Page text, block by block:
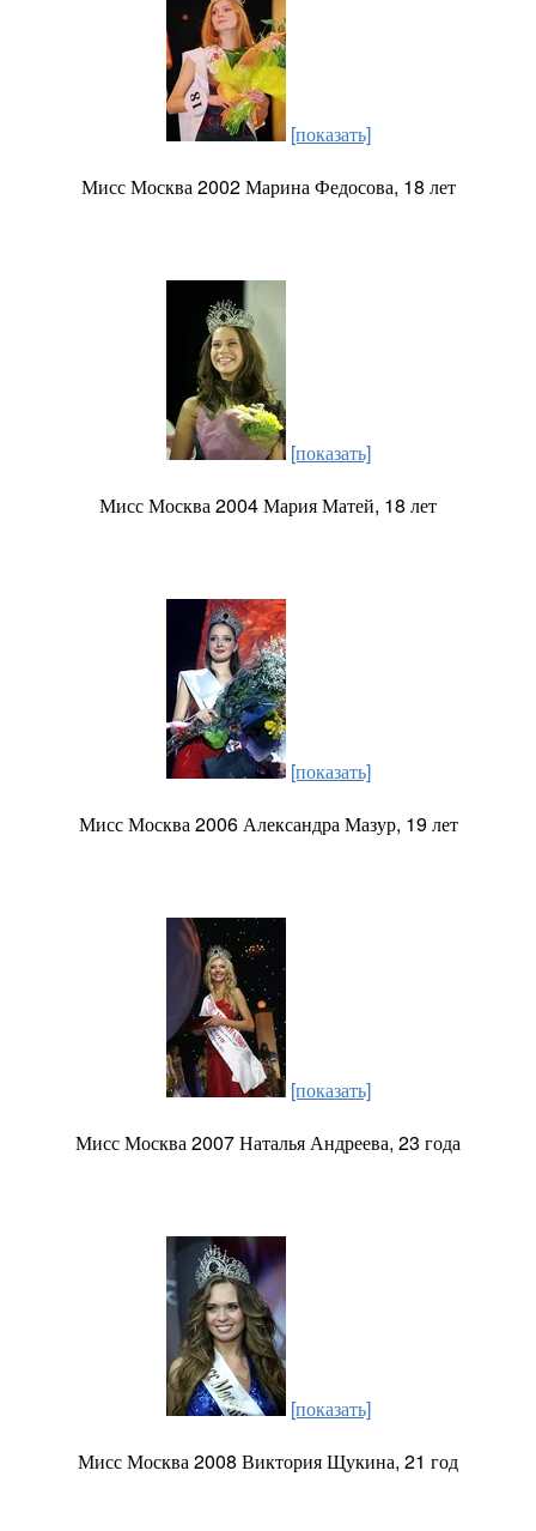
[показать]
Мисс Москва 2002 Марина Федосова, 18 лет
[показать]
Мисс Москва 2004 Мария Матей, 18 лет
[показать]
Мисс Москва 2006 Александра Мазур, 19 лет
[показать]
Мисс Москва 2007 Наталья Андреева, 23 года
[показать]
Мисс Москва 2008 Виктория Щукина, 21 год